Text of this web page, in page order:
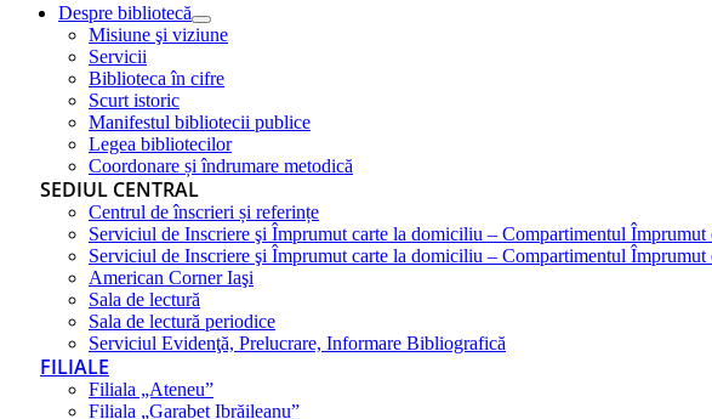
Despre bibliotecă
Misiune şi viziune
Servicii
Biblioteca în cifre
Scurt istoric
Manifestul bibliotecii publice
Legea bibliotecilor
Coordonare și îndrumare metodică
SEDIUL CENTRAL
Centrul de înscrieri și referințe
Serviciul de Inscriere şi Împrumut carte la domiciliu – Compartimentul
Serviciul de Inscriere şi Împrumut carte la domiciliu – Compartimentul Împrumut
American Corner Iaşi
Sala de lectură
Sala de lectură periodice
Serviciul Evidenţă, Prelucrare, Informare Bibliografică
FILIALE
Filiala „Ateneu”
Filiala „Garabet Ibrăileanu”